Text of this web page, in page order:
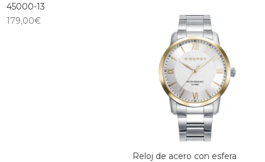
45000-13
179,00€
Reloj de acero con esfera